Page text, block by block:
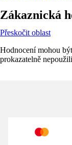
Zákaznická
Přeskočit oblast
Hodnocení mohou
prokazatelně